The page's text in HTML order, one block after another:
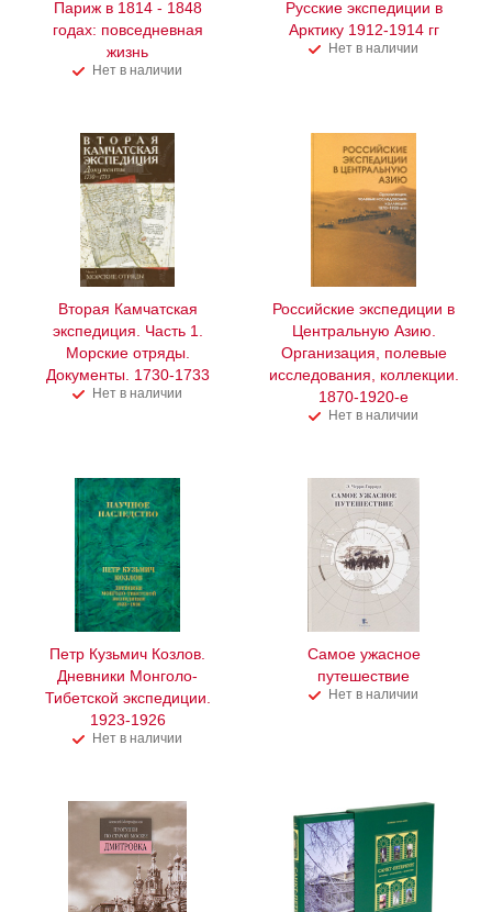
Париж в 1814 - 1848
годах: повседневная
жизнь
Нет в наличии
Русские экспедиции в
Арктику 1912-1914 гг
Нет в наличии
Вторая Камчатская
экспедиция. Часть 1.
Морские отряды.
Документы. 1730-1733
Нет в наличии
Российские экспедиции в
Центральную Азию.
Организация, полевые
исследования, коллекции.
1870-1920-е
Нет в наличии
Петр Кузьмич Козлов.
Дневники Монголо-
Тибетской экспедиции.
1923-1926
Нет в наличии
Самое ужасное
путешествие
Нет в наличии